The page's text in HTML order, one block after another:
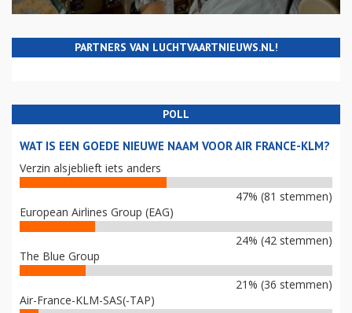
PARTNERS VAN LUCHTVAARTNIEUWS.NL!
POLL
WAT IS EEN GOEDE NIEUWE NAAM VOOR AIR FRANCE-KLM?
Verzin alsjeblieft iets anders
47% (81 stemmen)
European Airlines Group (EAG)
24% (42 stemmen)
The Blue Group
21% (36 stemmen)
Air-France-KLM-SAS(-TAP)